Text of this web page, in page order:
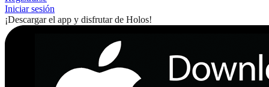
Iniciar sesión
¡Descargar el app y disfrutar de Holos!